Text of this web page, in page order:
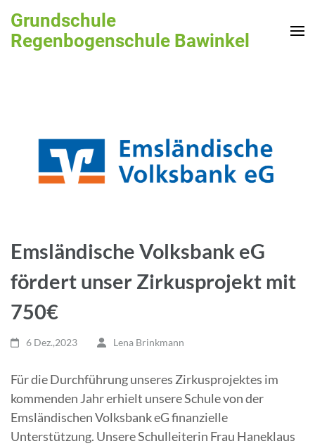
Inhalt
springen
Grundschule
Regenbogenschule Bawinkel
Emsländische Volksbank eG
fördert unser Zirkusprojekt mit
750€
6 Dez.,2023 Lena Brinkmann
Für die Durchführung unseres Zirkusprojektes im
kommenden Jahr erhielt unsere Schule von der
Emsländischen Volksbank eG finanzielle
Unterstützung. Unsere Schulleiterin Frau Haneklaus